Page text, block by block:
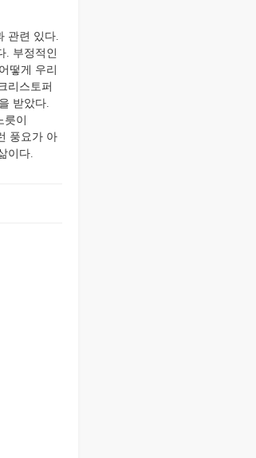
관련 있다.
. 부정적인
떻게 우리
리스토퍼
받았다.
이
풍요가 아
이다.